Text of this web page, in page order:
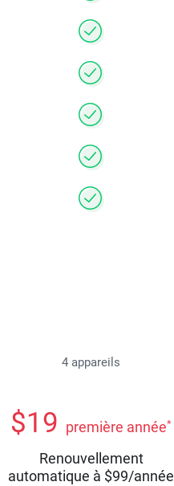
4 appareils
$19 première année*
Renouvellement
automatique à $99/année